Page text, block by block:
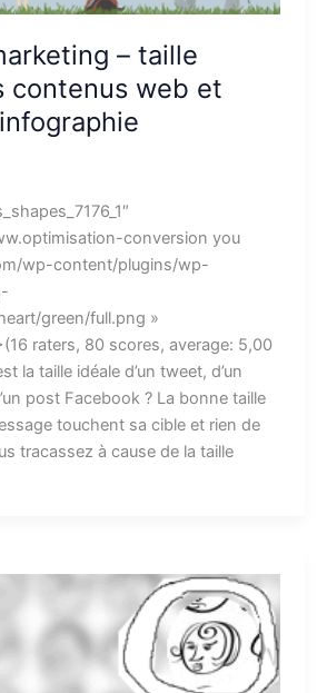
– taille
contenus web et
conversion you
wp-content/plugins/wp-
green/full.png »
raters, 80 scores, average: 5,00
la taille idéale d’un tweet, d’un
post Facebook ? La bonne taille
touchent sa cible et rien de
tracassez à cause de la taille